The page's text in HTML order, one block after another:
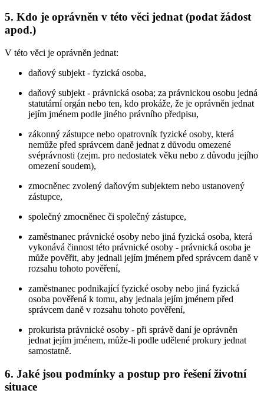
5. Kdo je oprávněn v této věci jednat (podat žádost
apod.)
V této věci je oprávněn jednat:
daňový subjekt - fyzická osoba,
daňový subjekt - právnická osoba; za právnickou osobu jedná
statutární orgán nebo ten, kdo prokáže, že je oprávněn jednat
jejím jménem podle jiného právního předpisu,
zákonný zástupce nebo opatrovník fyzické osoby, která
nemůže před správcem daně jednat z důvodu omezené
svéprávnosti (zejm. pro nedostatek věku nebo z důvodu jejího
omezení soudem),
zmocněnec zvolený daňovým subjektem nebo ustanovený
zástupce,
společný zmocněnec či společný zástupce,
zaměstnanec právnické osoby nebo jiná fyzická osoba, která
vykonává činnost této právnické osoby - právnická osoba je
může pověřit, aby jednali jejím jménem před správcem daně v
rozsahu tohoto pověření,
zaměstnanec podnikající fyzické osoby nebo jiná fyzická
osoba pověřená k tomu, aby jednala jejím jménem před
správcem daně v rozsahu tohoto pověření,
prokurista právnické osoby - při správě daní je oprávněn
jednat jejím jménem, může-li podle udělené prokury jednat
samostatně.
6. Jaké jsou podmínky a postup pro řešení životní
situace